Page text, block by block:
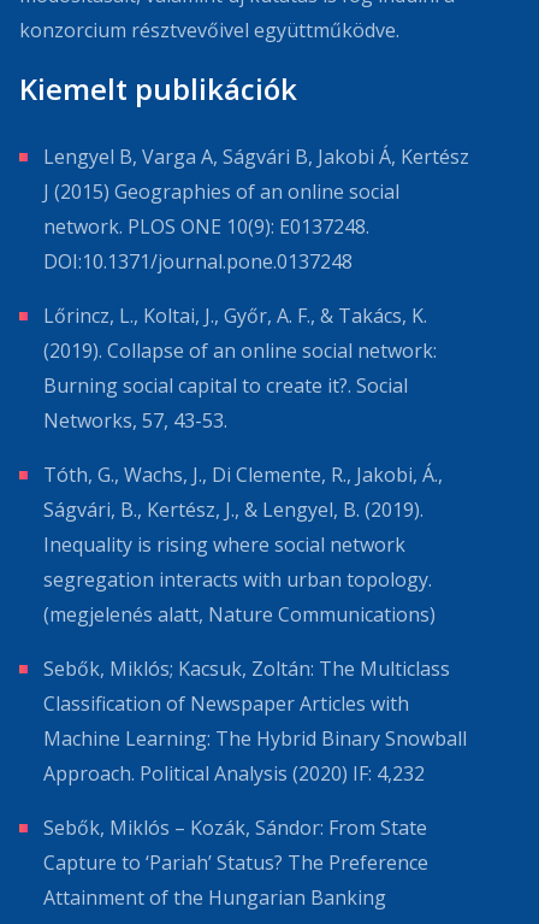
konzorcium résztvevőivel együttműködve.
Kiemelt publikációk
Lengyel B, Varga A, Ságvári B, Jakobi Á, Kertész
J (2015) Geographies of an online social
network. PLOS ONE 10(9): E0137248.
DOI:10.1371/journal.pone.0137248
Lőrincz, L., Koltai, J., Győr, A. F., & Takács, K.
(2019). Collapse of an online social network:
Burning social capital to create it?. Social
Networks, 57, 43-53.
Tóth, G., Wachs, J., Di Clemente, R., Jakobi, Á.,
Ságvári, B., Kertész, J., & Lengyel, B. (2019).
Inequality is rising where social network
segregation interacts with urban topology.
(megjelenés alatt, Nature Communications)
Sebők, Miklós; Kacsuk, Zoltán: The Multiclass
Classification of Newspaper Articles with
Machine Learning: The Hybrid Binary Snowball
Approach. Political Analysis (2020) IF: 4,232
Sebők, Miklós – Kozák, Sándor: From State
Capture to ‘Pariah’ Status? The Preference
Attainment of the Hungarian Banking